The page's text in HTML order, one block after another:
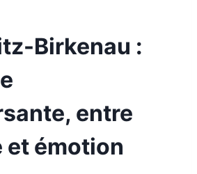
Birkenau :
entre
et émotion